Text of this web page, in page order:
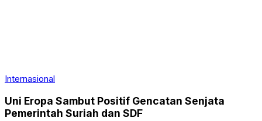
Internasional
Uni Eropa Sambut Positif Gencatan Senjata
Pemerintah Suriah dan SDF